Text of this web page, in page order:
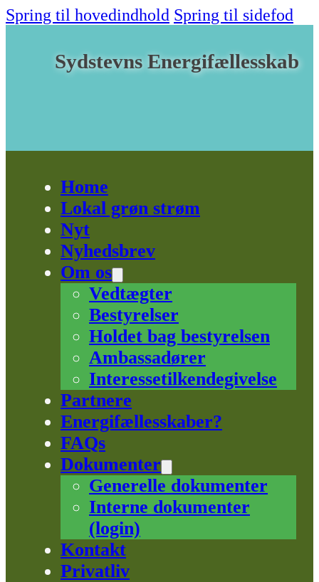
Spring til hovedindhold Spring til sidefod
Sydstevns Energifællesskab
Home
Lokal grøn strøm
Nyt
Nyhedsbrev
Om os
Vedtægter
Bestyrelser
Holdet bag bestyrelsen
Ambassadører
Interessetilkendegivelse
Partnere
Energifællesskaber?
FAQs
Dokumenter
Generelle dokumenter
Interne dokumenter
(login)
Kontakt
Privatliv